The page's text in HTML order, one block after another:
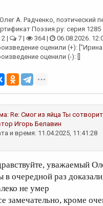
Олег А. Радченко, поэтический
Поэзия.ру: серия
2 |
7 | 364 |
06.08.2026.
оценили (+):
оценили (-): []
Re: Смог из яйца Ты
Игорь Белавин
и время: 11.04.2025, 11:41:28
уважаемый
в очередной раз
не умер
замечательно, кроме